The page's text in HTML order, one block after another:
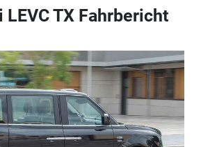
LEVC TX Fahrbericht